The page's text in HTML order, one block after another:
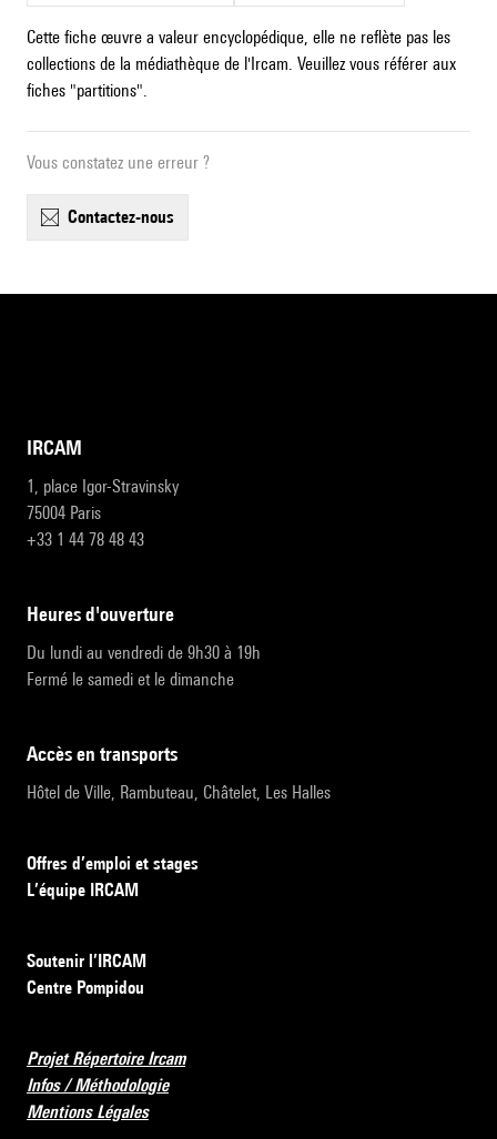
Cette fiche œuvre a valeur encyclopédique, elle ne reflète pas les
collections de la médiathèque de l'Ircam. Veuillez vous référer aux
fiches "partitions".
Vous constatez une erreur ?
contactez-nous
IRCAM
1, place Igor-Stravinsky
75004 Paris
+33 1 44 78 48 43
heures d'ouverture
Du lundi au vendredi de 9h30 à 19h
Fermé le samedi et le dimanche
accès en transports
Hôtel de Ville, Rambuteau, Châtelet, Les Halles
Offres d’emploi et stages
L’équipe IRCAM
Soutenir l’IRCAM
Centre Pompidou
Projet Répertoire Ircam
Infos / Méthodologie
Mentions Légales